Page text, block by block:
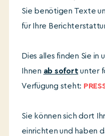
Sie benötigen Texte
für Ihre
Dies alles finden Sie in
Ihnen ab sofort unter
Verfügung steht:
Sie können sich dort
einrichten und haben